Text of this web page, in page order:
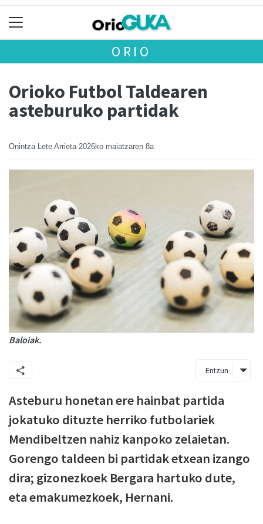
ORIO
Orioko Futbol Taldearen
asteburuko partidak
Onintza Lete Arrieta 2026ko maiatzaren 8a
Baloiak.
Entzun
Asteburu honetan ere hainbat partida
jokatuko dituzte herriko futbolariek
Mendibeltzen nahiz kanpoko zelaietan.
Gorengo taldeen bi partidak etxean izango
dira; gizonezkoek Bergara hartuko dute,
eta emakumezkoek, Hernani.